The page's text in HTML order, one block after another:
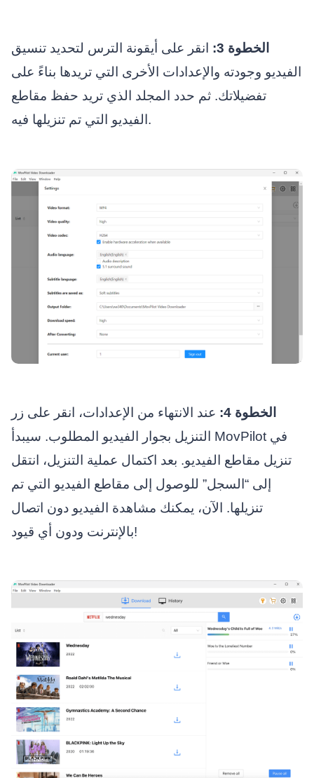
الخطوة 3:
انقر على أيقونة الترس لتحديد تنسيق
الفيديو وجودته والإعدادات الأخرى التي تريدها بناءً على
تفضيلاتك. ثم حدد المجلد الذي تريد حفظ مقاطع
الفيديو التي تم تنزيلها فيه.
الخطوة 4:
عند الانتهاء من الإعدادات، انقر على زر
التنزيل بجوار الفيديو المطلوب. سيبدأ MovPilot في
تنزيل مقاطع الفيديو. بعد اكتمال عملية التنزيل، انتقل
إلى “السجل” للوصول إلى مقاطع الفيديو التي تم
تنزيلها. الآن، يمكنك مشاهدة الفيديو دون اتصال
بالإنترنت ودون أي قيود!